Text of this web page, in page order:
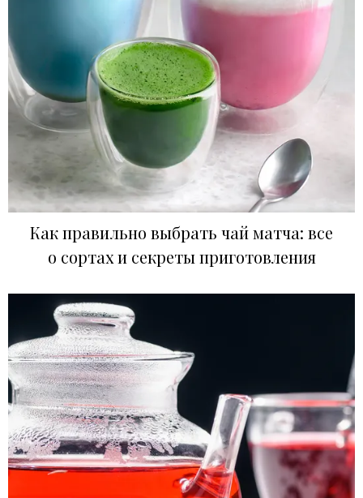
Как правильно выбрать чай матча: все
о сортах и секреты приготовления